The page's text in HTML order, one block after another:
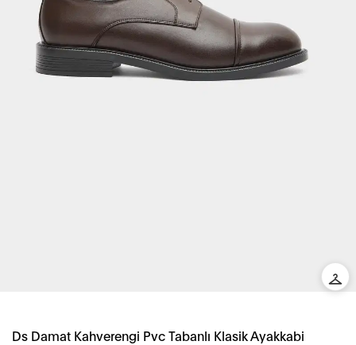
Ds Damat Kahverengi Pvc Tabanlı Klasik Ayakkabi